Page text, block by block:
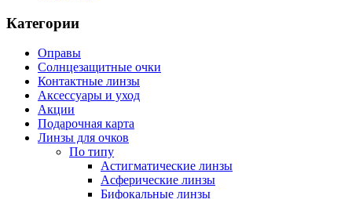
Категории
Оправы
Солнцезащитные очки
Контактные линзы
Аксессуары и уход
Акции
Подарочная карта
Линзы для очков
По типу
Астигматические линзы
Асферические линзы
Бифокальные линзы